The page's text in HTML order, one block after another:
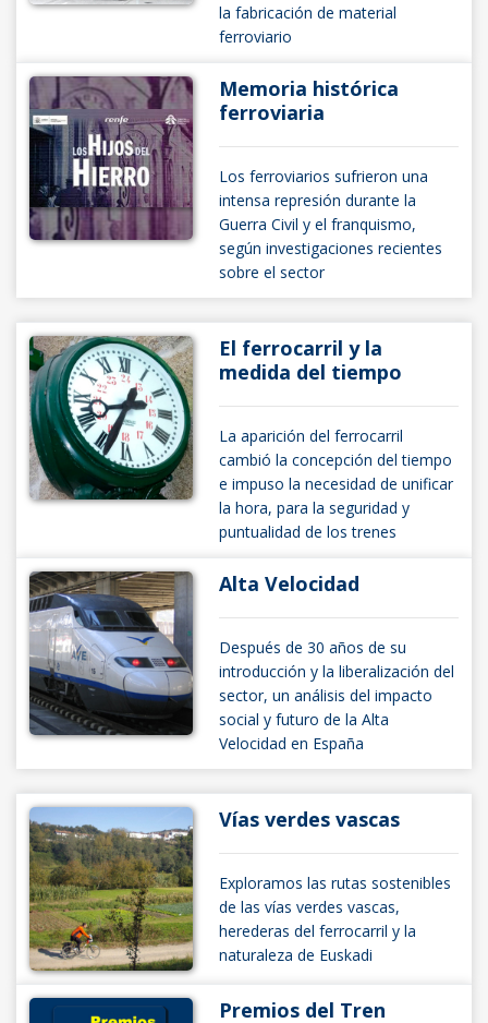
la fabricación de material
ferroviario
Memoria histórica
ferroviaria
Los ferroviarios sufrieron una
intensa represión durante la
Guerra Civil y el franquismo,
según investigaciones recientes
sobre el sector
El ferrocarril y la
medida del tiempo
La aparición del ferrocarril
cambió la concepción del tiempo
e impuso la necesidad de unificar
la hora, para la seguridad y
puntualidad de los trenes
Alta Velocidad
Después de 30 años de su
introducción y la liberalización del
sector, un análisis del impacto
social y futuro de la Alta
Velocidad en España
Vías verdes vascas
Exploramos las rutas sostenibles
de las vías verdes vascas,
herederas del ferrocarril y la
naturaleza de Euskadi
Premios del Tren